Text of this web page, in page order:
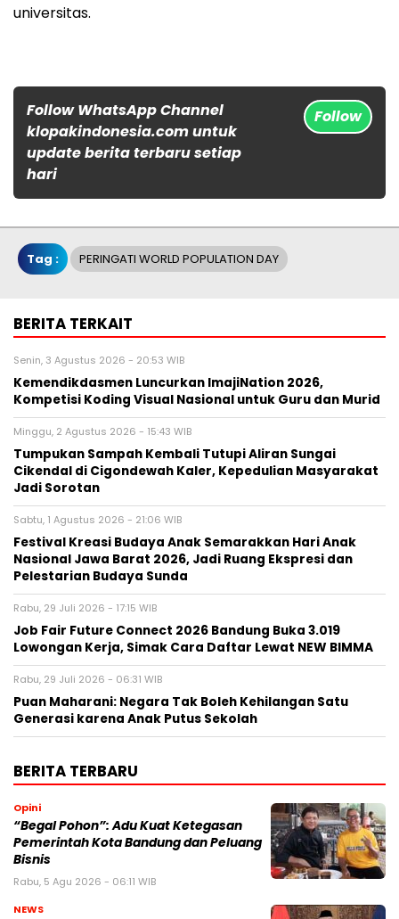
universitas.
Follow WhatsApp Channel
klopakindonesia.com untuk
update berita terbaru setiap
hari
Follow
Tag : PERINGATI WORLD POPULATION DAY
BERITA TERKAIT
Senin, 3 Agustus 2026 - 20:53 WIB
Kemendikdasmen Luncurkan ImajiNation 2026,
Kompetisi Koding Visual Nasional untuk Guru dan Murid
Minggu, 2 Agustus 2026 - 15:43 WIB
Tumpukan Sampah Kembali Tutupi Aliran Sungai
Cikendal di Cigondewah Kaler, Kepedulian Masyarakat
Jadi Sorotan
Sabtu, 1 Agustus 2026 - 21:06 WIB
Festival Kreasi Budaya Anak Semarakkan Hari Anak
Nasional Jawa Barat 2026, Jadi Ruang Ekspresi dan
Pelestarian Budaya Sunda
Rabu, 29 Juli 2026 - 17:15 WIB
Job Fair Future Connect 2026 Bandung Buka 3.019
Lowongan Kerja, Simak Cara Daftar Lewat NEW BIMMA
Rabu, 29 Juli 2026 - 06:31 WIB
Puan Maharani: Negara Tak Boleh Kehilangan Satu
Generasi karena Anak Putus Sekolah
BERITA TERBARU
Opini
“Begal Pohon”: Adu Kuat Ketegasan
Pemerintah Kota Bandung dan Peluang
Bisnis
Rabu, 5 Agu 2026 - 06:11 WIB
NEWS